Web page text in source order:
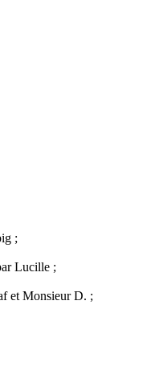
;
Lucille ;
et Monsieur D. ;